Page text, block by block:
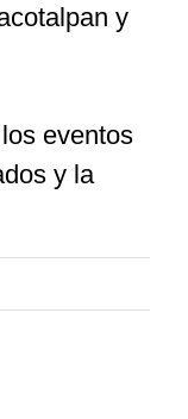
y
eventos
y la